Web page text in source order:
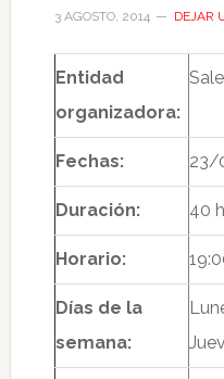
3 AGOSTO, 2014 DEJAR
Entidad
organizadora:
Fechas: 23/
Duración: 40
Horario:
Días de la
semana: